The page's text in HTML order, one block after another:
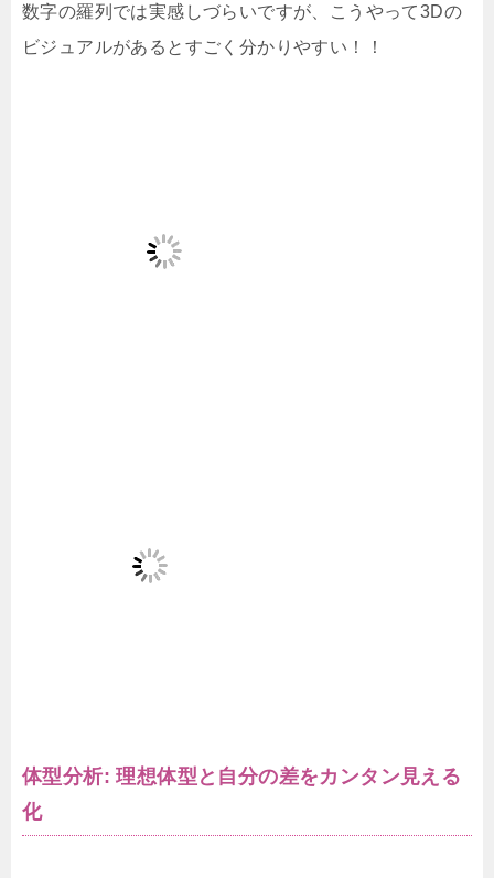
数字の羅列では実感しづらいですが、こうやって3Dの
ビジュアルがあるとすごく分かりやすい！！
体型分析: 理想体型と自分の差をカンタン見える
化